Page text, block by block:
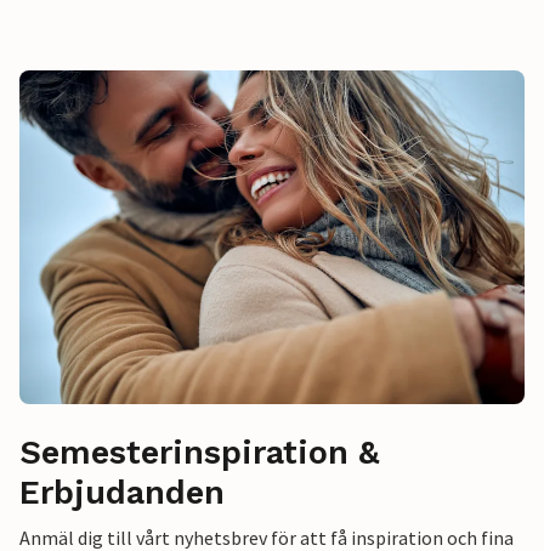
Semesterinspiration &
Erbjudanden
Anmäl dig till vårt nyhetsbrev för att få inspiration och fina